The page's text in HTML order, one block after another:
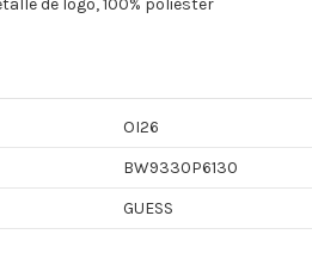
OI26
BW9330P6130
GUESS